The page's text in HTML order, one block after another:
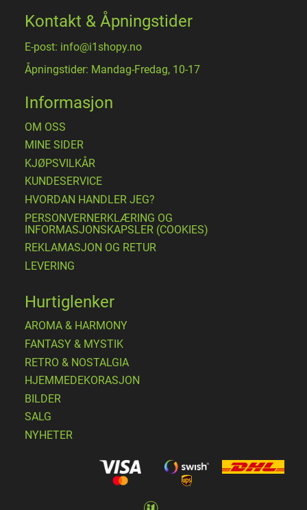
Kontakt & Åpningstider
E-post: info@i1shopy.no
Åpningstider: Mandag-Fredag, 10-17
Informasjon
OM OSS
MINE SIDER
​KJØPSVILKÅR
KUNDESERVICE
HVORDAN HANDLER JEG?
PERSONVERNERKLÆRING OG
INFORMASJONSKAPSLER (COOKIES)
REKLAMASJON OG RETUR
LEVERING
Hurtiglenker
AROMA & HARMONY
FANTASY & MYSTIK
RETRO & NOSTALGIA
HJEMMEDEKORASJON
BILDER
SALG
NYHETER